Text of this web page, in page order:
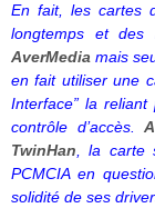
En fait, les cartes
longtemps et des
AverMedia mais
en fait utiliser une
Interface” la
contrôle d’accès.
TwinHan, la carte
PCMCIA en
solidité de ses